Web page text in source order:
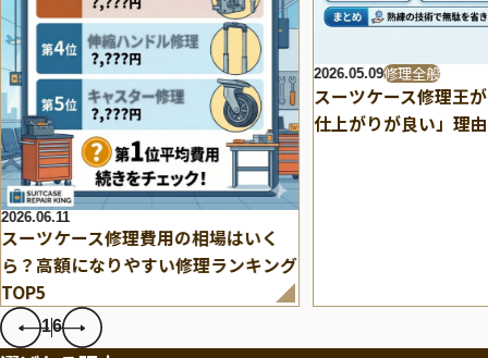
2026.06.11
スーツケース修理費用の相場はいく
ら？高額になりやすい修理ランキング
TOP5
2026.05.09修理全般
スーツケース修理王
仕上がりが良い」理
16